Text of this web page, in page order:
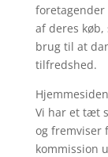
foretagender
af deres køb,
brug til at
tilfredshed.
Vi har et tæt
og fremviser
kommission